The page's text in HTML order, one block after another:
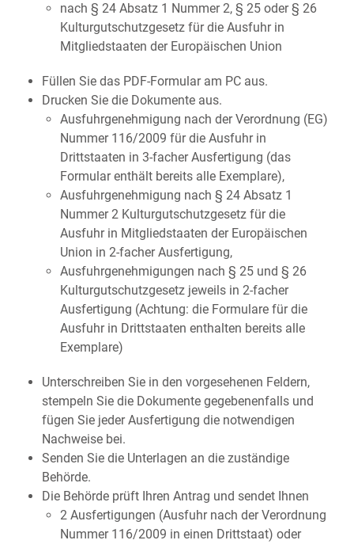
nach § 24 Absatz 1 Nummer 2, § 25 oder § 26
Kulturgutschutzgesetz für die Ausfuhr in
Mitgliedstaaten der Europäischen Union
Füllen Sie das PDF-Formular am PC aus.
Drucken Sie die Dokumente aus.
Ausfuhrgenehmigung nach der Verordnung (EG)
Nummer 116/2009 für die Ausfuhr in
Drittstaaten in 3-facher Ausfertigung (das
Formular enthält bereits alle Exemplare),
Ausfuhrgenehmigung nach § 24 Absatz 1
Nummer 2 Kulturgutschutzgesetz für die
Ausfuhr in Mitgliedstaaten der Europäischen
Union in 2-facher Ausfertigung,
Ausfuhrgenehmigungen nach § 25 und § 26
Kulturgutschutzgesetz jeweils in 2-facher
Ausfertigung (Achtung: die Formulare für die
Ausfuhr in Drittstaaten enthalten bereits alle
Exemplare)
Unterschreiben Sie in den vorgesehenen Feldern,
stempeln Sie die Dokumente gegebenenfalls und
fügen Sie jeder Ausfertigung die notwendigen
Nachweise bei.
Senden Sie die Unterlagen an die zuständige
Behörde.
Die Behörde prüft Ihren Antrag und sendet Ihnen
2 Ausfertigungen (Ausfuhr nach der Verordnung
Nummer 116/2009 in einen Drittstaat) oder